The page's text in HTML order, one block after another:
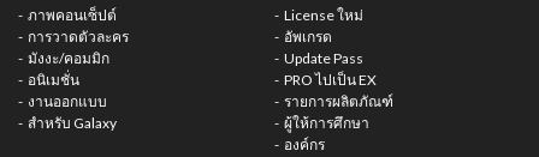
ภาพคอนเซ็ปต์
การวาดตัวละคร
มังงะ/คอมมิก
อนิเมชั่น
งานออกแบบ
สำหรับ Galaxy
License ใหม่
อัพเกรด
Update Pass
PRO ไปเป็น EX
รายการผลิตภัณฑ์
ผู้ให้การศึกษา
องค์กร